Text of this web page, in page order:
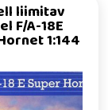
liimitav
F/A-18E
1:144